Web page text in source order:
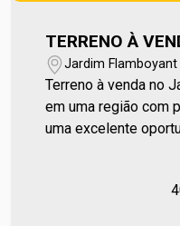
TERRENO À
Jardim
Terreno à venda no
em uma região com
uma excelente
acompanhando a
tempo. Localizado
e características